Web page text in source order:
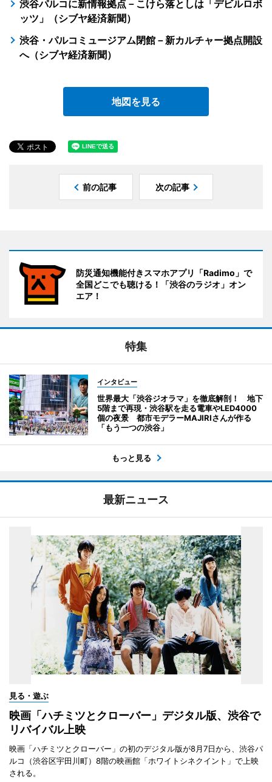
渋谷パルコに新情報拠点－こけら落としは「デビルロボ
ッツ」（シブヤ経済新聞）
渋谷・パルコミュージアム閉館－新カルチャー拠点開設
へ（シブヤ経済新聞）
地図を見る
前の記事 次の記事
防災通知機能付きスマホアプリ「Radimo」で
全国どこでも聴ける！「渋谷のラジオ」オン
エア！
特集
インタビュー
世界最大「渋谷ジオラマ」を徹底解剖！ 地下
5階まで再現・渋谷駅を走る電車やLED4000
個の夜景 都市モデラーMAJIRIさんが作る
「もう一つの渋谷」
もっと見る
最新ニュース
見る・遊ぶ
映画「ハチミツとクローバー」デジタル版、渋谷で
リバイバル上映
映画「ハチミツとクローバー」の初のデジタル版が8月7日から、渋谷パ
ルコ（渋谷区宇田川町）8階の映画館「ホワイトシネクイント」で上映
される。